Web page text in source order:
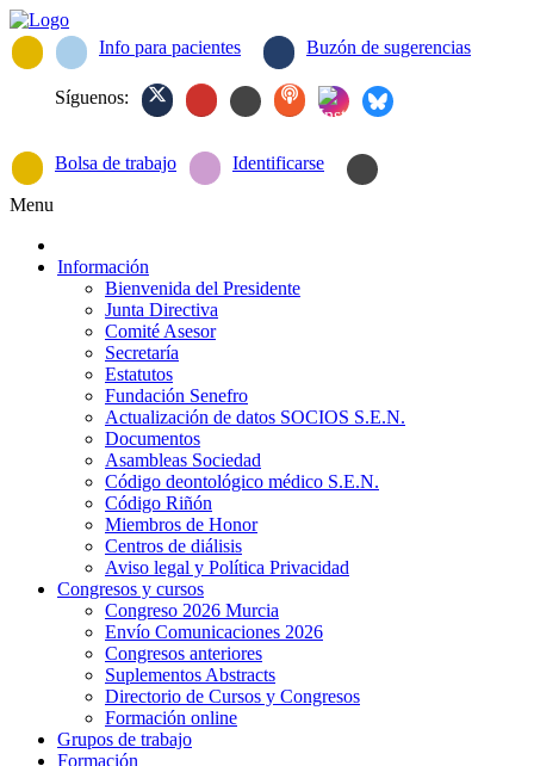
Info para pacientes Buzón de sugerencias
Síguenos:
Bolsa de trabajo Identificarse
Menu
Información
Bienvenida del Presidente
Junta Directiva
Comité Asesor
Secretaría
Estatutos
Fundación Senefro
Actualización de datos SOCIOS S.E.N.
Documentos
Asambleas Sociedad
Código deontológico médico S.E.N.
Código Riñón
Miembros de Honor
Centros de diálisis
Aviso legal y Política Privacidad
Congresos y cursos
Congreso 2026 Murcia
Envío Comunicaciones 2026
Congresos anteriores
Suplementos Abstracts
Directorio de Cursos y Congresos
Formación online
Grupos de trabajo
Formación